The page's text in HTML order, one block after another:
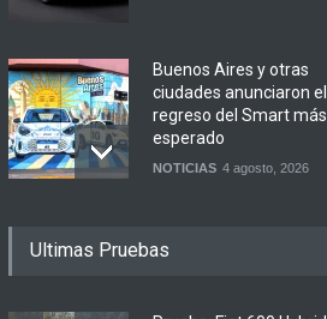
Buenos Aires y otras
ciudades anunciaron el
regreso del Smart más
esperado
NOTICIAS 4 agosto, 2026
Hybrid en Argentina
Ultimas Pruebas